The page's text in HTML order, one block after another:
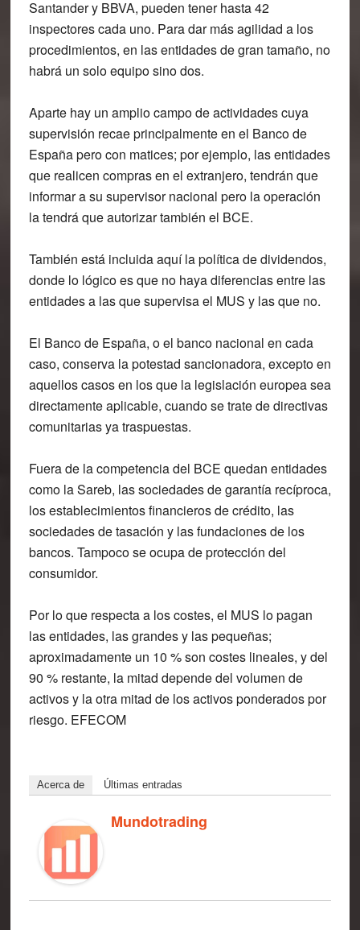
Santander y BBVA, pueden tener hasta 42
inspectores cada uno. Para dar más agilidad a los
procedimientos, en las entidades de gran tamaño, no
habrá un solo equipo sino dos.
Aparte hay un amplio campo de actividades cuya
supervisión recae principalmente en el Banco de
España pero con matices; por ejemplo, las entidades
que realicen compras en el extranjero, tendrán que
informar a su supervisor nacional pero la operación
la tendrá que autorizar también el BCE.
También está incluida aquí la política de dividendos,
donde lo lógico es que no haya diferencias entre las
entidades a las que supervisa el MUS y las que no.
El Banco de España, o el banco nacional en cada
caso, conserva la potestad sancionadora, excepto en
aquellos casos en los que la legislación europea sea
directamente aplicable, cuando se trate de directivas
comunitarias ya traspuestas.
Fuera de la competencia del BCE quedan entidades
como la Sareb, las sociedades de garantía recíproca,
los establecimientos financieros de crédito, las
sociedades de tasación y las fundaciones de los
bancos. Tampoco se ocupa de protección del
consumidor.
Por lo que respecta a los costes, el MUS lo pagan
las entidades, las grandes y las pequeñas;
aproximadamente un 10 % son costes lineales, y del
90 % restante, la mitad depende del volumen de
activos y la otra mitad de los activos ponderados por
riesgo. EFECOM
Acerca de Últimas entradas
Mundotrading